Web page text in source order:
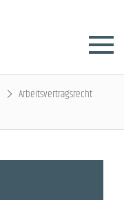
Arbeitsvertragsrecht